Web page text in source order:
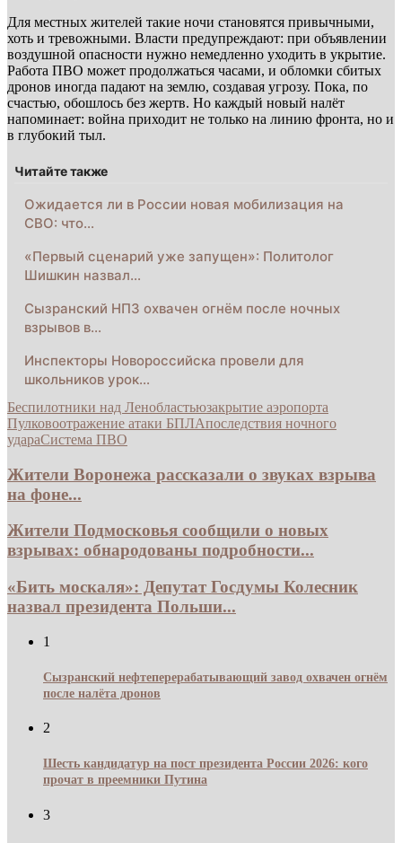
Для местных жителей такие ночи становятся привычными,
хоть и тревожными. Власти предупреждают: при объявлении
воздушной опасности нужно немедленно уходить в укрытие.
Работа ПВО может продолжаться часами, и обломки сбитых
дронов иногда падают на землю, создавая угрозу. Пока, по
счастью, обошлось без жертв. Но каждый новый налёт
напоминает: война приходит не только на линию фронта, но и
в глубокий тыл.
Читайте также
Ожидается ли в России новая мобилизация на
СВО: что…
«Первый сценарий уже запущен»: Политолог
Шишкин назвал…
Сызранский НПЗ охвачен огнём после ночных
взрывов в…
Инспекторы Новороссийска провели для
школьников урок…
Беспилотники над Ленобластьюзакрытие аэропорта
Пулковоотражение атаки БПЛАпоследствия ночного
удараСистема ПВО
Жители Воронежа рассказали о звуках взрыва
на фоне...
Жители Подмосковья сообщили о новых
взрывах: обнародованы подробности...
«Бить москаля»: Депутат Госдумы Колесник
назвал президента Польши...
1
Сызранский нефтеперерабатывающий завод охвачен огнём
после налёта дронов
2
Шесть кандидатур на пост президента России 2026: кого
прочат в преемники Путина
3